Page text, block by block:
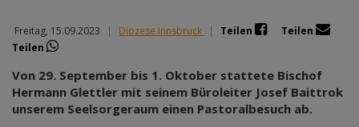
Freitag, 15.09.2023 | Diözese Innsbruck | Teilen
Teilen
Teilen
Von 29. September bis 1. Oktober stattete Bischof
Hermann Glettler mit seinem Büroleiter Josef Baittrok
unserem Seelsorgeraum einen Pastoralbesuch ab.